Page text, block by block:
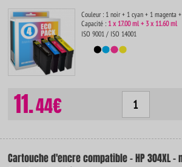
Couleur : 1 noir + 1 cyan + 1 magenta
Capacité : 1 x 17.00 ml + 3 x 11.60 ml
ISO 9001 / ISO 14001
11.44€
Cartouche d'encre compatible - HP 304XL -